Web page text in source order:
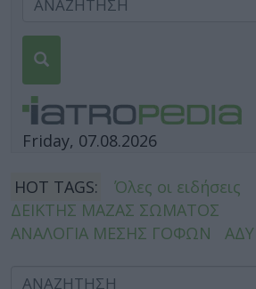
Friday, 07.08.2026
HOT TAGS:
Όλες οι ειδήσεις
ΔΕΙΚΤΗΣ ΜΑΖΑΣ ΣΩΜΑΤΟΣ
ΑΝΑΛΟΓΙΑ ΜΕΣΗΣ ΓΟΦΩΝ